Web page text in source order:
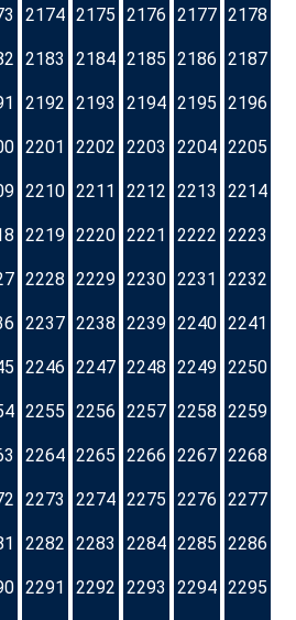
2174 2175 2176 2177 2178
2183 2184 2185 2186 2187
2192 2193 2194 2195 2196
2201 2202 2203 2204 2205
2210 2211 2212 2213 2214
2219 2220 2221 2222 2223
2228 2229 2230 2231 2232
2237 2238 2239 2240 2241
2246 2247 2248 2249 2250
2255 2256 2257 2258 2259
2264 2265 2266 2267 2268
2273 2274 2275 2276 2277
2282 2283 2284 2285 2286
2291 2292 2293 2294 2295